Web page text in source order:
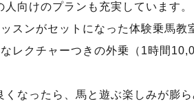
人向けのプランも充実しています。
スンがセットになった体験乗馬教
レクチャーつきの外乗（1時間
くなったら、馬と遊ぶ楽しみが膨ら